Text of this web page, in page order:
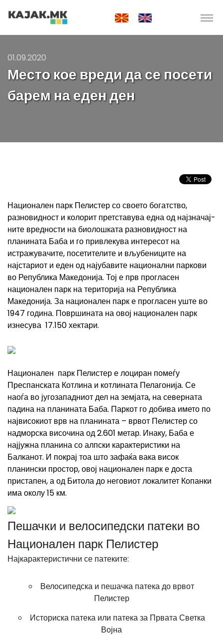
01.09.2020
Место кое вреди да се посети
барем на еден ден
Национален парк Пелистер со своето бо­гат­ство,
разновидност и колорит претставува една од најзна­чај­
ните вредности на биолошката разновидност на
плани­ната Баба и го привлекува интересот на
истражувачите, посетителите и вљубениците на
најстариот и еден од најубавите национални паркови
во Република Македонија. Тој е прв прогласен
национален парк на територија на Република
Македонија. За национален парк е прогласен уште во
1947 година. Површината на овој национален парк
изнесува 17.150 хектари.
Национален парк Пелистер е лоциран помеѓу
Преспанската Котлина и котлината Пелагонија. Се
наоѓа во југозападниот дел на земјата, на северната
падина на планината Баба. Паркот го добива името по
највисокиот врв на планината – врвот Пелистерсо
надморска височина од 2.601 метар. Инаку, Баба е
најјужна планина со алпски карактеристики на
Балканот. И покрај тоа што зафаќа вака висок
планински простор, овој национален парк е доста
пристапен, а од Битоладо неговиот локалитет Копанки
има околу 15 км.
Пешачки и велосипедски патеки во
Национален парк Пелистер
Најкарактеристични се патеките:
Велосипедска и пешачка патека до врвот
Пелистер
Историска патека или патека за Првата Светка
Војна